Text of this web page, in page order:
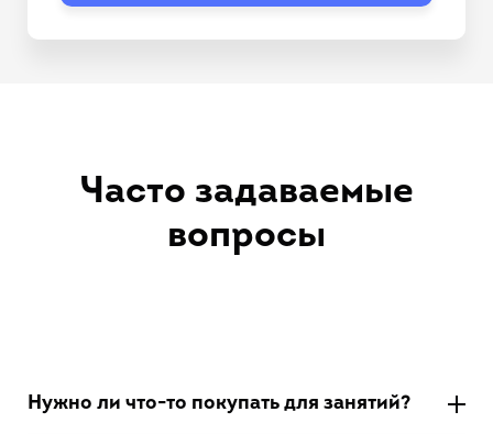
Часто задаваемые
вопросы
Нужно ли что-то покупать для занятий?